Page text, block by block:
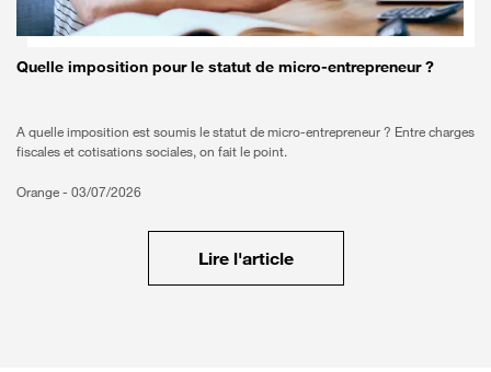
Quelle imposition pour le statut de micro-entrepreneur ?
A quelle imposition est soumis le statut de micro-entrepreneur ? Entre charges
fiscales et cotisations sociales, on fait le point.
Orange - 03/07/2026
Lire l'article